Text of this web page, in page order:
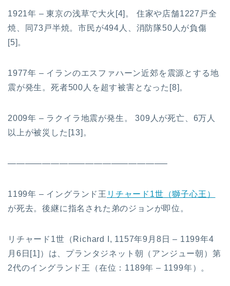
1921年 – 東京の浅草で大火[4]。 住家や店舗1227戸全
焼、同73戸半焼。市民が494人、消防隊50人が負傷
[5]。
1977年 – イランのエスファハーン近郊を震源とする地
震が発生。死者500人を超す被害となった[8]。
2009年 – ラクイラ地震が発生。 309人が死亡、6万人
以上が被災した[13]。
——————————————————–
1199年 – イングランド王 リチャード1世（獅子心王）
が死去。後継に指名された弟のジョンが即位。
リチャード1世（Richard I, 1157年9月8日 – 1199年4
月6日[1]）は、プランタジネット朝（アンジュー朝）第
2代のイングランド王（在位：1189年 – 1199年）。